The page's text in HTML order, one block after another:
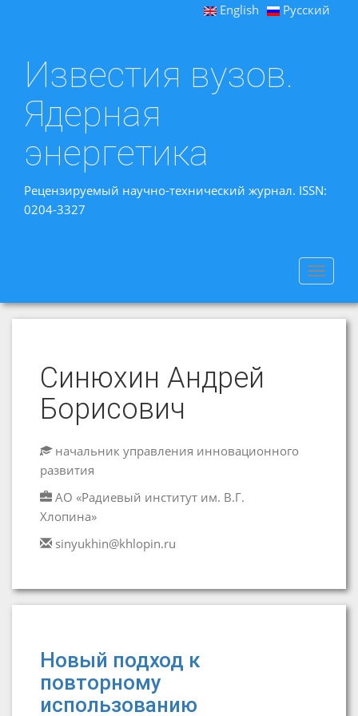
English Русский
Известия вузов.
Ядерная
энергетика
Рецензируемый научно-технический журнал. ISSN:
0204-3327
Toggle
Синюхин Андрей
Борисович
начальник управления инновационного
развития
АО «Радиевый институт им. В.Г.
Хлопина»
sinyukhin@khlopin.ru
Новый подход к
повторному
использованию